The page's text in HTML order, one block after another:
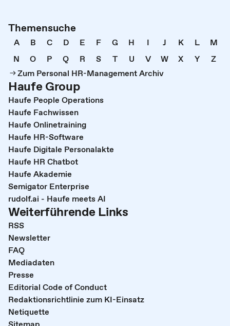
Themensuche
A B C D E F G H I J K L
M
N
O P Q R S T U V W X Y
Z
Zum Personal HR-Management Archiv
Haufe Group
Haufe People Operations
Haufe Fachwissen
Haufe Onlinetraining
Haufe HR-Software
Haufe Digitale Personalakte
Haufe HR Chatbot
Haufe Akademie
Semigator Enterprise
rudolf.ai - Haufe meets AI
Weiterführende Links
RSS
Newsletter
FAQ
Mediadaten
Presse
Editorial Code of Conduct
Redaktionsrichtlinie zum KI-Einsatz
Netiquette